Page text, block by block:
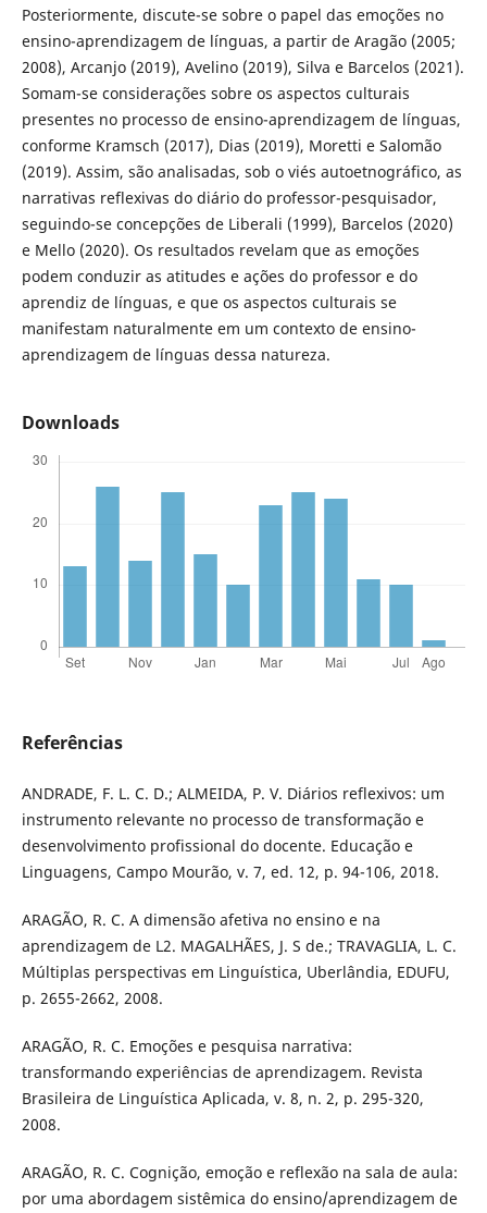
Posteriormente, discute-se sobre o papel das emoções no
ensino-aprendizagem de línguas, a partir de Aragão (2005;
2008), Arcanjo (2019), Avelino (2019), Silva e Barcelos (2021).
Somam-se considerações sobre os aspectos culturais
presentes no processo de ensino-aprendizagem de línguas,
conforme Kramsch (2017), Dias (2019), Moretti e Salomão
(2019). Assim, são analisadas, sob o viés autoetnográfico, as
narrativas reflexivas do diário do professor-pesquisador,
seguindo-se concepções de Liberali (1999), Barcelos (2020)
e Mello (2020). Os resultados revelam que as emoções
podem conduzir as atitudes e ações do professor e do
aprendiz de línguas, e que os aspectos culturais se
manifestam naturalmente em um contexto de ensino-
aprendizagem de línguas dessa natureza.
Downloads
Referências
ANDRADE, F. L. C. D.; ALMEIDA, P. V. Diários reflexivos: um
instrumento relevante no processo de transformação e
desenvolvimento profissional do docente. Educação e
Linguagens, Campo Mourão, v. 7, ed. 12, p. 94-106, 2018.
ARAGÃO, R. C. A dimensão afetiva no ensino e na
aprendizagem de L2. MAGALHÃES, J. S de.; TRAVAGLIA, L. C.
Múltiplas perspectivas em Linguística, Uberlândia, EDUFU,
p. 2655-2662, 2008.
ARAGÃO, R. C. Emoções e pesquisa narrativa:
transformando experiências de aprendizagem. Revista
Brasileira de Linguística Aplicada, v. 8, n. 2, p. 295-320,
2008.
ARAGÃO, R. C. Cognição, emoção e reflexão na sala de aula:
por uma abordagem sistêmica do ensino/aprendizagem de